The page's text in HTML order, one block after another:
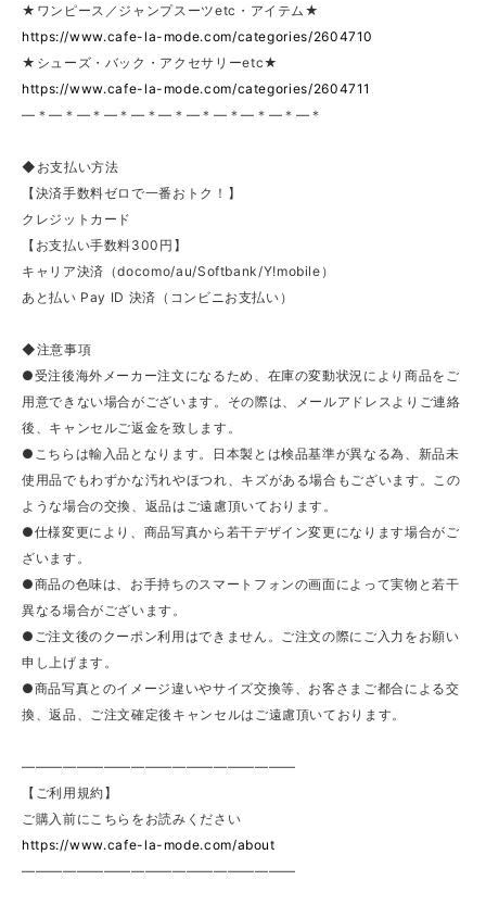
★ワンピース／ジャンプスーツetc・アイテム★
https://www.cafe-la-mode.com/categories/2604710
★シューズ・バック・アクセサリーetc★
https://www.cafe-la-mode.com/categories/2604711
—＊—＊—＊—＊—＊—＊—＊—＊—＊—＊—＊
◆お支払い方法
【決済手数料ゼロで一番おトク！】
クレジットカード
【お支払い手数料300円】
キャリア決済（docomo/au/Softbank/Y!mobile）
あと払い Pay ID 決済（コンビニお支払い）
◆注意事項
●受注後海外メーカー注文になるため、在庫の変動状況により商品をご
用意できない場合がございます。その際は、メールアドレスよりご連絡
後、キャンセルご返金を致します。
●こちらは輸入品となります。日本製とは検品基準が異なる為、新品未
使用品でもわずかな汚れやほつれ、キズがある場合もございます。この
ような場合の交換、返品はご遠慮頂いております。
●仕様変更により、商品写真から若干デザイン変更になります場合がご
ざいます。
●商品の色味は、お手持ちのスマートフォンの画面によって実物と若干
異なる場合がございます。
●ご注文後のクーポン利用はできません。ご注文の際にご入力をお願い
申し上げます。
●商品写真とのイメージ違いやサイズ交換等、お客さまご都合による交
換、返品、ご注文確定後キャンセルはご遠慮頂いております。
————————————————————
【ご利用規約】
ご購入前にこちらをお読みください
https://www.cafe-la-mode.com/about
————————————————————